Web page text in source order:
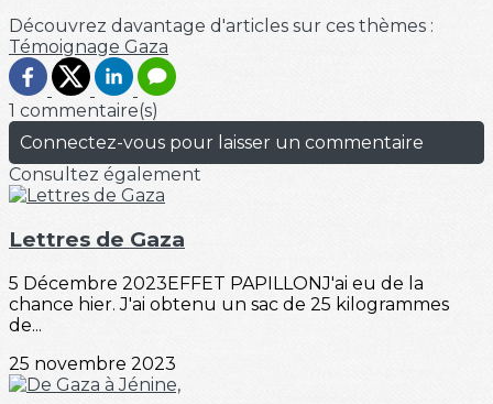
Découvrez davantage d'articles sur ces thèmes :
Témoignage Gaza
1 commentaire(s)
Connectez-vous pour laisser un commentaire
Consultez également
Lettres de Gaza
5 Décembre 2023EFFET PAPILLONJ'ai eu de la
chance hier. J'ai obtenu un sac de 25 kilogrammes
de...
25 novembre 2023